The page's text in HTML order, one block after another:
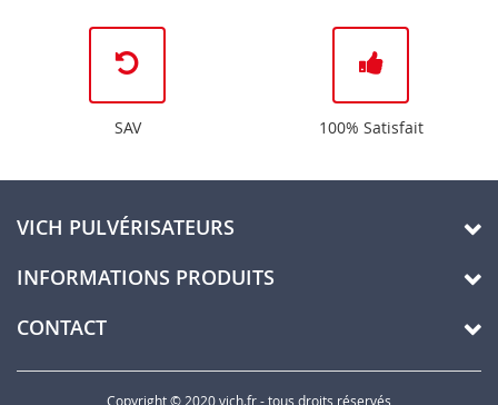
SAV 100% Satisfait
VICH PULVÉRISATEURS
INFORMATIONS PRODUITS
CONTACT
Copyright © 2020 vich.fr - tous droits réservés